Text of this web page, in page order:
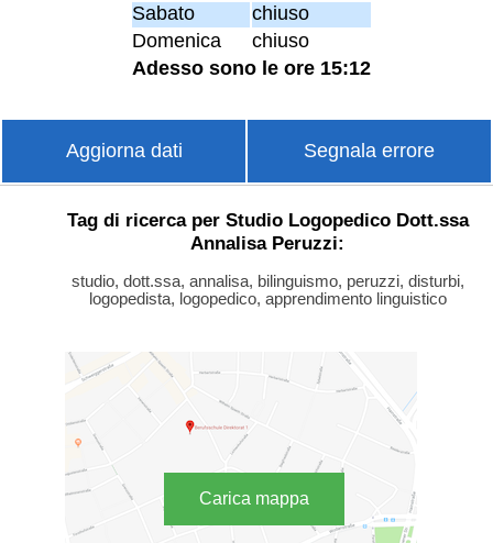
Sabato
chiuso
Domenica
chiuso
Adesso sono le ore 15:12
Aggiorna dati Segnala errore
Tag di ricerca per Studio Logopedico Dott.ssa
Annalisa Peruzzi:
studio, dott.ssa, annalisa, bilinguismo, peruzzi, disturbi,
logopedista, logopedico, apprendimento linguistico
Carica mappa